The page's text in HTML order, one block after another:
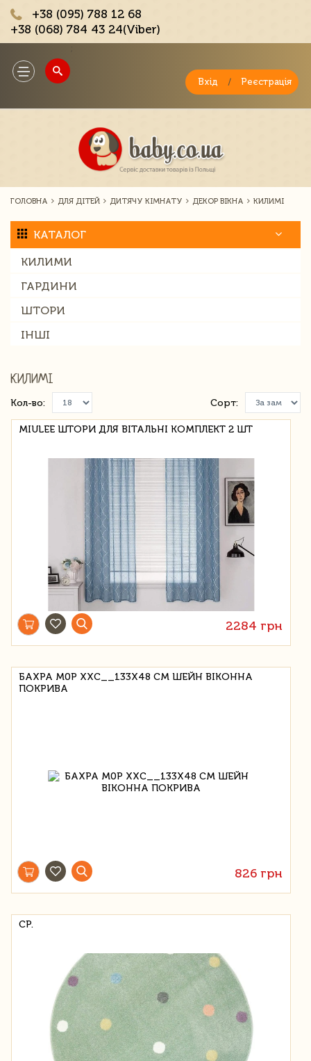
+38 (095) 788 12 68
+38 (068) 784 43 24(Viber)
Toggle
navigation
Вхід / Реєстрація
ГОЛОВНА ДЛЯ ДІТЕЙ ДИТЯЧУ КІМНАТУ ДЕКОР ВІКНА КИЛИМІ
КАТАЛОГ
КИЛИМИ
ГАРДИНИ
ШТОРИ
ІНШІ
КИЛИМІ
Кол-во: Сорт:
MIULEE ШТОРИ ДЛЯ ВІТАЛЬНІ КОМПЛЕКТ 2 ШТ
2284 грн
БАХРА M0P XXC__133X48 CM ШЕЙН ВІКОННА
ПОКРИВА
826 грн
СР.